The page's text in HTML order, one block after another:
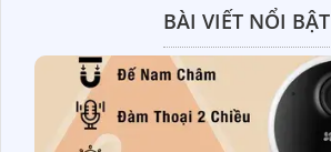
BÀI VIẾT NỔI BẬT